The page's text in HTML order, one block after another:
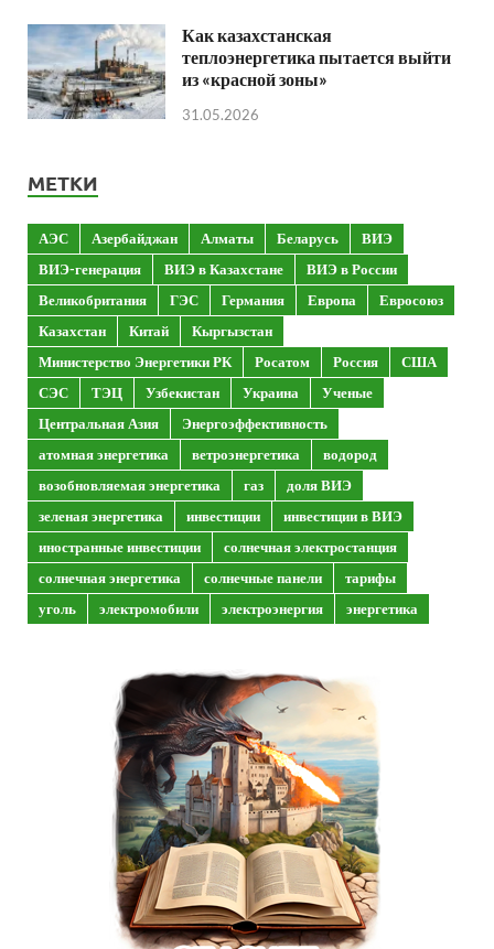
Как казахстанская
теплоэнергетика пытается выйти
из «красной зоны»
31.05.2026
МЕТКИ
АЭС Азербайджан Алматы Беларусь
ВИЭ
ВИЭ-генерация
ВИЭ в Казахстане
ВИЭ в России
Великобритания
ГЭС Германия Европа
Евросоюз
Казахстан
Китай
Кыргызстан
Министерство Энергетики РК
Росатом Россия
США
СЭС
ТЭЦ Узбекистан Украина
Ученые
Центральная Азия
Энергоэффективность
атомная энергетика
ветроэнергетика
водород
возобновляемая энергетика
газ
доля ВИЭ
зеленая энергетика
инвестиции
инвестиции в ВИЭ
иностранные инвестиции
солнечная электростанция
солнечная энергетика
солнечные панели
тарифы
уголь
электромобили электроэнергия энергетика